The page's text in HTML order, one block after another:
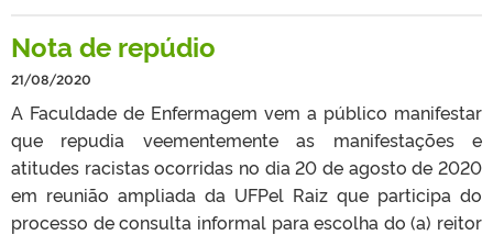
Nota de repúdio
21/08/2020
A Faculdade de Enfermagem vem a público manifestar
que repudia veementemente as manifestações e
atitudes racistas ocorridas no dia 20 de agosto de 2020
em reunião ampliada da UFPel Raiz que participa do
processo de consulta informal para escolha do (a) reitor